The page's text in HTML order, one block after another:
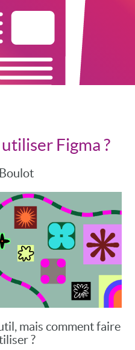
Figma ?
mais comment faire
?